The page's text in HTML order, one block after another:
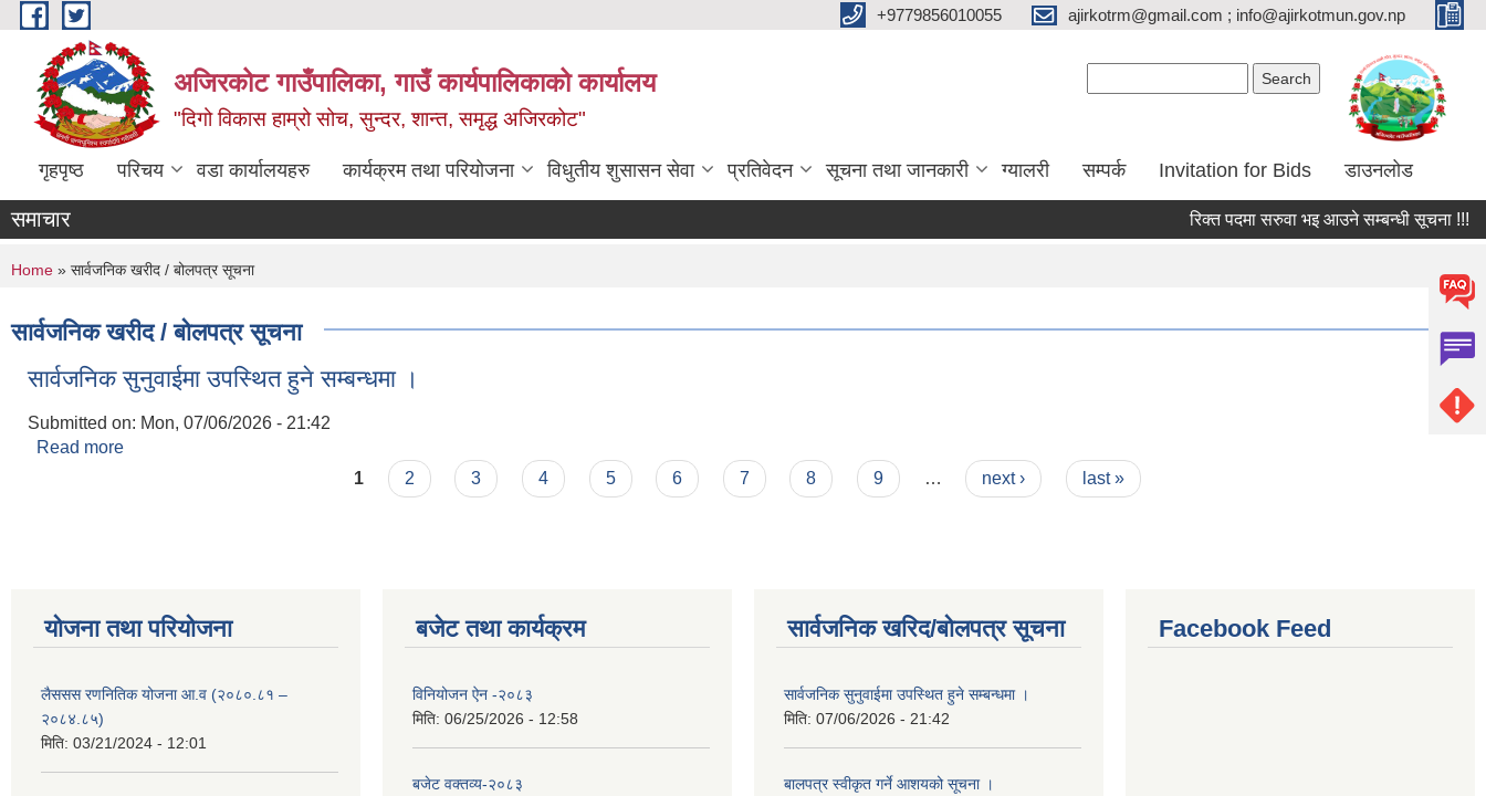
Skip to main content +9779856010055 ajirkotrm@gmail.com ; info@ajirkotmun.gov.np
अजिरकोट गाउँपालिका, गाउँ कार्यपालिकाको कार्यालय
"दिगो विकास हाम्रो सोच, सुन्दर, शान्त, समृद्ध अजिरकोट"
गृहपृष्ठ परिचय वडा कार्यालयहरु कार्यक्रम तथा परियोजना विधुतीय शुसासन सेवा प्रतिवेदन सूचना तथा जानकारी ग्यालरी सम्पर्क Invitation for Bids डाउनलोड
समाचार रिक्त पदमा सरुवा भइ आउने सम्बन्धी सूचना !!!
You are here
Home » सार्वजनिक खरीद / बोलपत्र सूचना
सार्वजनिक खरीद / बोलपत्र सूचना
सार्वजनिक सुनुवाईमा उपस्थित हुने सम्बन्धमा ।
Submitted on: Mon, 07/06/2026 - 21:42
Read more
1 2 3 4 5 6 7 8 9 … next › last »
योजना तथा परियोजना
लैससस रणनितिक योजना आ.व (२०८०.८१ –
२०८४.८५)
मिति: 03/21/2024 - 12:01
बजेट तथा कार्यक्रम
विनियोजन ऐन -२०८३
मिति: 06/25/2026 - 12:58
बजेट वक्तव्य-२०८३
सार्वजनिक खरिद/बोलपत्र सूचना
सार्वजनिक सुनुवाईमा उपस्थित हुने सम्बन्धमा ।
मिति: 07/06/2026 - 21:42
बालपत्र स्वीकृत गर्ने आशयको सूचना ।
Facebook Feed